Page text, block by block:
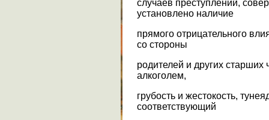
случаев преступлений,
установлено наличие
прямого отрицательного
со стороны
родителей и других
алкоголем,
грубость и жестокость,
соответствующий